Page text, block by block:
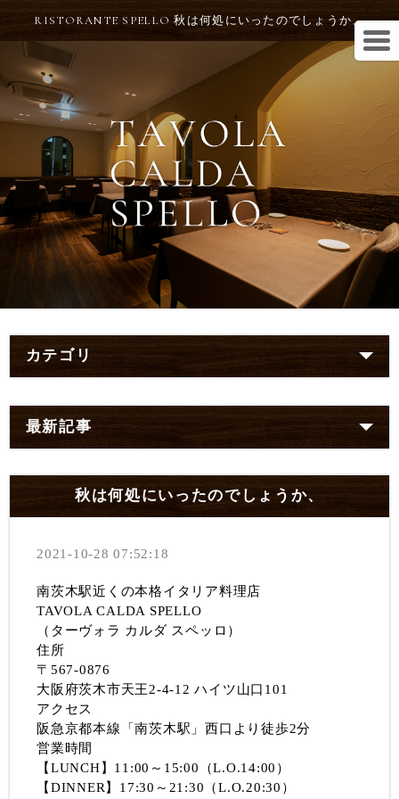
RISTORANTE SPELLO 秋は何処にいったのでしょうか、
カテゴリ
最新記事
秋は何処にいったのでしょうか、
2021-10-28 07:52:18
南茨木駅近くの本格イタリア料理店
TAVOLA CALDA SPELLO
（ターヴォラ カルダ スペッロ）
住所
〒567-0876
大阪府茨木市天王2-4-12 ハイツ山口101
アクセス
阪急京都本線「南茨木駅」西口より徒歩2分
営業時間
【LUNCH】11:00～15:00（L.O.14:00）
【DINNER】17:30～21:30（L.O.20:30）